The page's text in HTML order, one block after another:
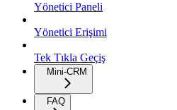
Yönetici Paneli
Yönetici Erişimi
Tek Tıkla Geçiş
Mini-CRM
FAQ